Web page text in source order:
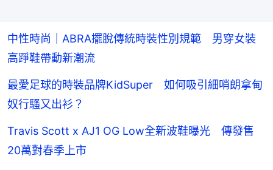
中性時尚｜ABRA擺脫傳統時裝性別規範 男穿女裝
高踭鞋帶動新潮流
最愛足球的時裝品牌KidSuper 如何吸引細哨朗拿甸
奴行騷又出衫？
Travis Scott x AJ1 OG Low全新波鞋曝光 傳發售
20萬對春季上市